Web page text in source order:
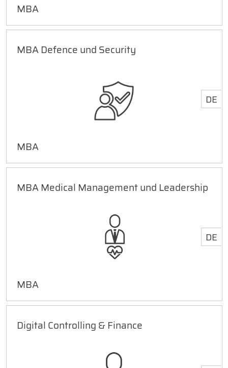
MBA
MBA Defence und Security
DE
MBA
MBA Medical Management und Leadership
DE
MBA
Digital Controlling & Finance